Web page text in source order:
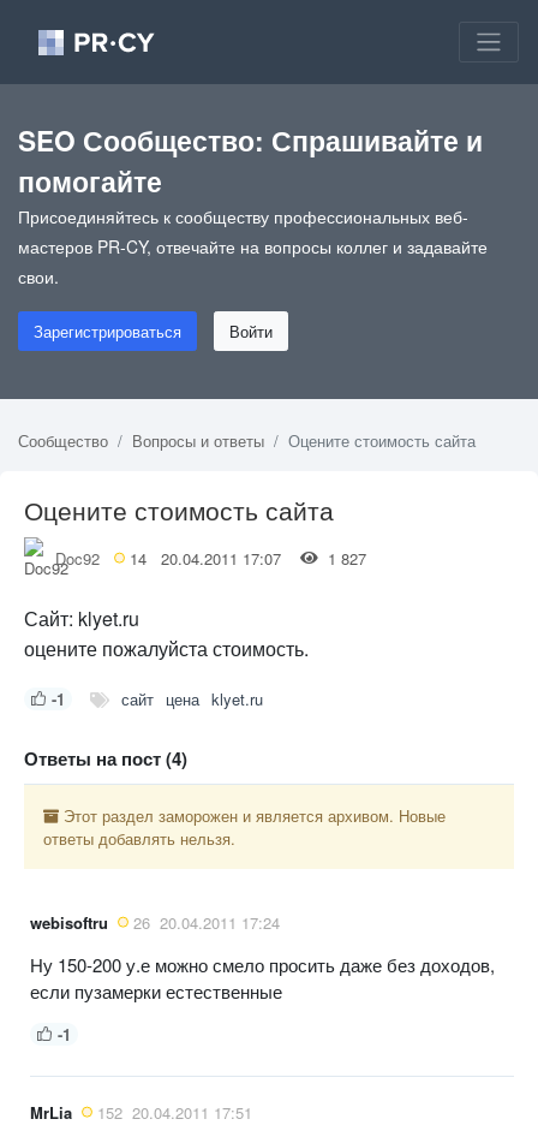
SEO Сообщество: Спрашивайте и
помогайте
Присоединяйтесь к сообществу профессиональных веб-
мастеров PR-CY, отвечайте на вопросы коллег и задавайте
свои.
Зарегистрироваться Войти
Сообщество Вопросы и ответы Оцените стоимость сайта
Оцените стоимость сайта
Doc92 14 20.04.2011 17:07 1 827
Сайт: klyet.ru
оцените пожалуйста стоимость.
-1 сайт цена klyet.ru
Ответы на пост (4)
Этот раздел заморожен и является архивом. Новые
ответы добавлять нельзя.
webisoftru 26 20.04.2011 17:24
Ну 150-200 у.е можно смело просить даже без доходов,
если пузамерки естественные
-1
MrLia 152 20.04.2011 17:51